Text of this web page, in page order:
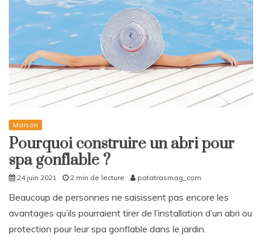
Maison
Pourquoi construire un abri pour
spa gonflable ?
24 juin 2021 2 min de lecture patatrasmag_com
Beaucoup de personnes ne saisissent pas encore les
avantages qu’ils pourraient tirer de l’installation d’un abri ou
protection pour leur spa gonflable dans le jardin.